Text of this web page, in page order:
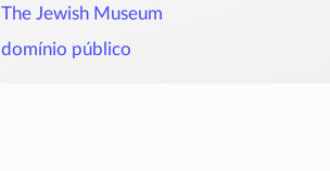
The Jewish Museum
domínio público